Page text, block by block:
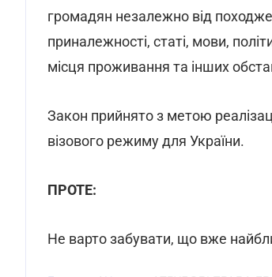
громадян незалежно від
приналежності, статі, мови,
місця проживання та інших
Закон прийнято з метою
візового режиму для України.
ПРОТЕ:
Не варто забувати, що вже